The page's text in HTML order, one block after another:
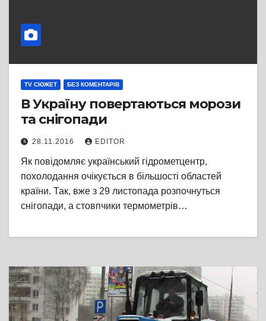
TV СЮЖЕТ БЕЗ КОМЕНТАРІВ
В Україну повертаються морози
та снігопади
28.11.2016 EDITOR
Як повідомляє український гідрометцентр,
похолодання очікується в більшості областей
країни. Так, вже з 29 листопада розпочнуться
снігопади, а стовпчики термометрів…